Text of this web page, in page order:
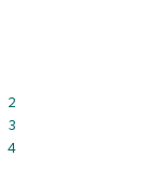
2
3
4